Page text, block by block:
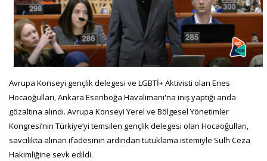
Avrupa Konseyi gençlik delegesi ve LGBTİ+ Aktivisti olan Enes
Hocaoğulları, Ankara Esenboğa Havalimanı'na iniş yaptığı anda
gözaltına alındı. Avrupa Konseyi Yerel ve Bölgesel Yönetimler
Kongresi’nin Türkiye’yi temsilen gençlik delegesi olan Hocaoğulları,
savcılıkta alınan ifadesinin ardından tutuklama istemiyle Sulh Ceza
Hakimliğine sevk edildi.